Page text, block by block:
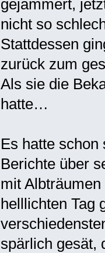
gejammert,
nicht so
Stattdessen
zurück zum
Als sie die
hatte…
Es hatte
Berichte über
mit
helllichten Tag
spärlich gesät,